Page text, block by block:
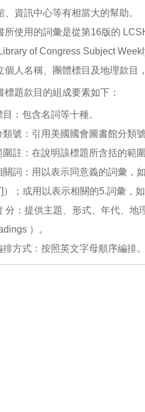
、資訊中心等有相當大的幫助。
所使用的詞彙是從第16版的
of Congress Subject
個人名稱、團體標目及地理款目
標題款目的組成要素如下：
目：包含名詞等十種。
類號：引用美國國會圖書館分類號
圍註：在說明該標題所含括的範
關詞：用以表示同意義的詞彙，
）；或用以表示相關的5.詞彙，
分：提供主題、形式、年代、地
）。
排方式：按照英文字母順序編排。